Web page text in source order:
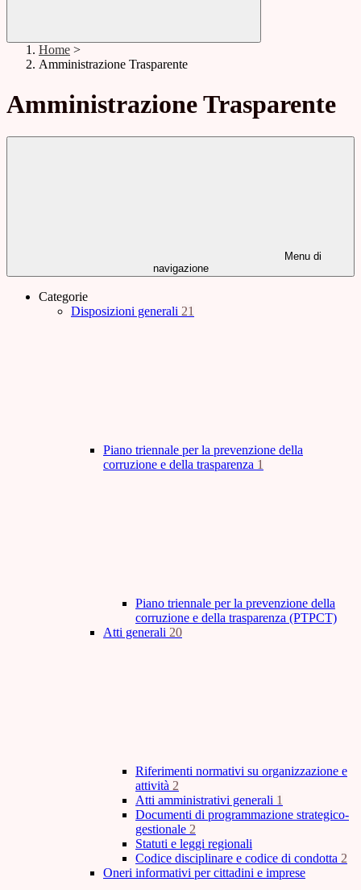
Home >
Amministrazione Trasparente
Amministrazione Trasparente
Menu di
navigazione
Categorie
Disposizioni generali 21
Piano triennale per la prevenzione della
corruzione e della trasparenza 1
Piano triennale per la prevenzione della
corruzione e della trasparenza (PTPCT)
Atti generali 20
Riferimenti normativi su organizzazione e
attività 2
Atti amministrativi generali 1
Documenti di programmazione strategico-
gestionale 2
Statuti e leggi regionali
Codice disciplinare e codice di condotta 2
Oneri informativi per cittadini e imprese